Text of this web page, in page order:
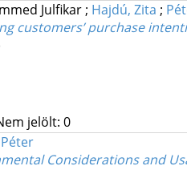
Julfikar; Hajdú, Zita ;
customers’ purchase
jelölt: 0
Considerations and